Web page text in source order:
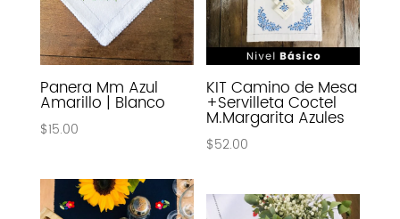
Panera Mm Azul
Amarillo | Blanco
$15.00
KIT Camino de Mesa
+Servilleta Coctel
M.Margarita Azules
$52.00